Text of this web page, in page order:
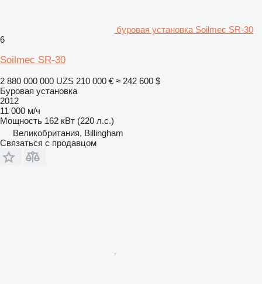
буровая установка Soilmec SR-30
6
Soilmec SR-30
2 880 000 000 UZS 210 000 € ≈ 242 600 $
Буровая установка
2012
11 000 м/ч
Мощность 162 кВт (220 л.с.)
Великобритания, Billingham
Связаться с продавцом